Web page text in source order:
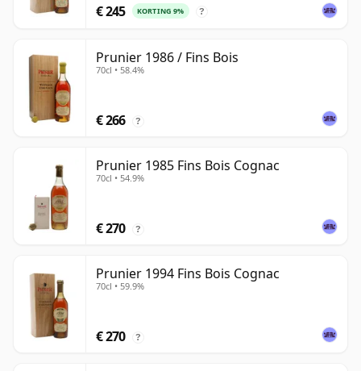
€ 245 KORTING 9% ?
Prunier 1986 / Fins Bois
70cl • 58.4%
€ 266 ?
Prunier 1985 Fins Bois Cognac
70cl • 54.9%
€ 270 ?
Prunier 1994 Fins Bois Cognac
70cl • 59.9%
€ 270 ?